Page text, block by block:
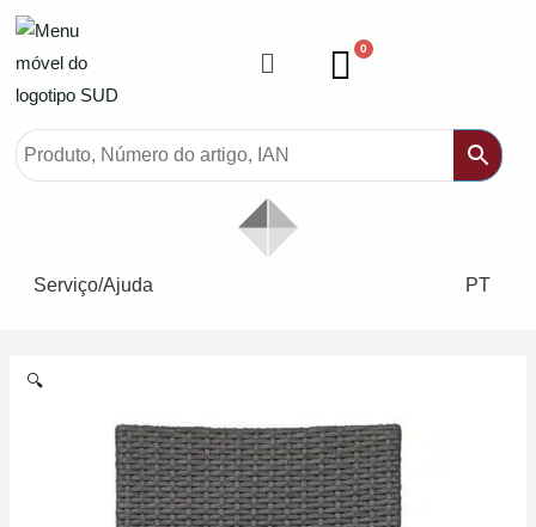
conteúdo
Cardápio 0
Serviço/Ajuda PT
🔍